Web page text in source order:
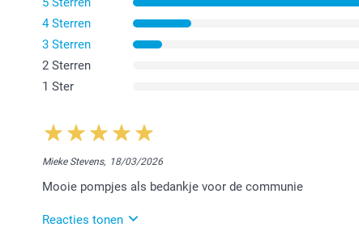
4 Sterren
3 Sterren
2 Sterren
1 Ster
Mieke Stevens, 18/03/2026
Mooie pompjes als bedankje voor de communie
Reacties tonen